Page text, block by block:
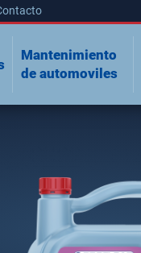
Mantenimiento
de automoviles